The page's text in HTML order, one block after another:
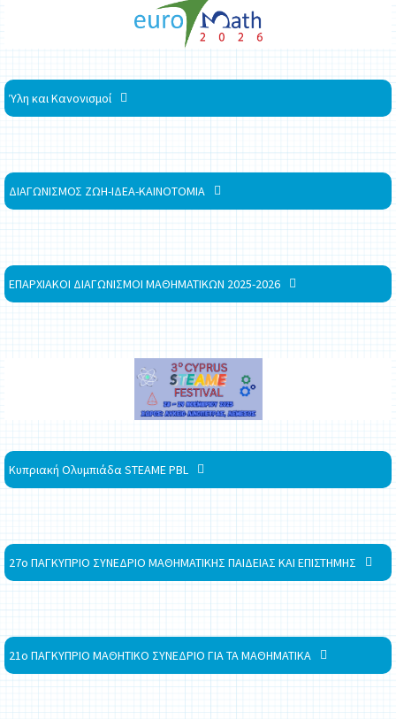
Ύλη και Κανονισμοί
ΔΙΑΓΩΝΙΣΜΟΣ ΖΩΗ-ΙΔΕΑ-ΚΑΙΝΟΤΟΜΙΑ
ΕΠΑΡΧΙΑΚΟΙ ΔΙΑΓΩΝΙΣΜΟΙ ΜΑΘΗΜΑΤΙΚΩΝ 2025-2026
Κυπριακή Ολυμπιάδα STEAME PBL
27ο ΠΑΓΚΥΠΡΙΟ ΣΥΝΕΔΡΙΟ ΜΑΘΗΜΑΤΙΚΗΣ ΠΑΙΔΕΙΑΣ ΚΑΙ ΕΠΙΣΤΗΜΗΣ
21ο ΠΑΓΚΥΠΡΙΟ ΜΑΘΗΤΙΚΟ ΣΥΝΕΔΡΙΟ ΓΙΑ ΤΑ ΜΑΘΗΜΑΤΙΚΑ